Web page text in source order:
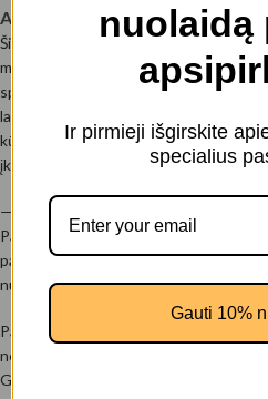
Aprašymas
Ši nuostabi makrofotografija vaizduoja
mažais vandens lašeliais. Kruopščiai
spalvos suteikia paveikslui
lašeliai ant vaisių paviršiaus pabrėžia jų
kūrinys puikiai tiks tiems, kurie nori
įkvėptą dekoratyvinį akcentą.
—-
Paveikslai gali būti puikus būdas
parodyti jūsų unikalumą ir padaryti
nuostabi dovana draugams ir
Pagaminimas: Paveikslas spausdintas
nekenksmingais latex pagrindo dažais.
Gavus paveikslą, iškart galima kabinti
nuolaidą
Ir pirmieji išgirskite
specialius
Gauti 10%